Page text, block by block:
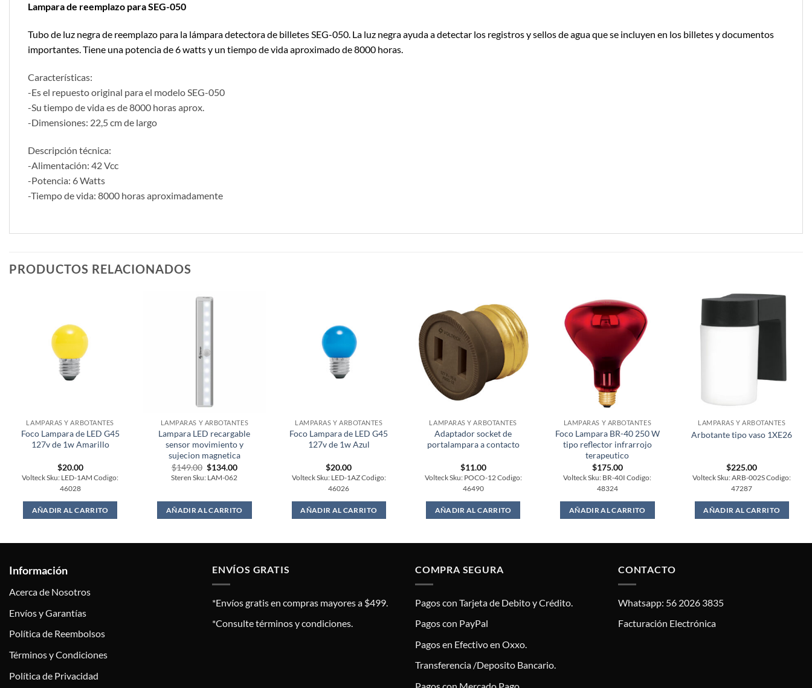
Lampara de reemplazo para SEG-050
Tubo de luz negra de reemplazo para la lámpara detectora de billetes SEG-050. La luz negra ayuda a detectar los registros y sellos de agua que se incluyen en los billetes y documentos
importantes. Tiene una potencia de 6 watts y un tiempo de vida aproximado de 8000 horas.
Características:
-Es el repuesto original para el modelo SEG-050
-Su tiempo de vida es de 8000 horas aprox.
-Dimensiones: 22,5 cm de largo
Descripción técnica:
-Alimentación: 42 Vcc
-Potencia: 6 Watts
-Tiempo de vida: 8000 horas aproximadamente
PRODUCTOS RELACIONADOS
LAMPARAS Y ARBOTANTES
Foco Lampara de LED G45
127v de 1w Amarillo
$20.00
Volteck Sku: LED-1AM Codigo:
46028
AÑADIR AL CARRITO
LAMPARAS Y ARBOTANTES
Lampara LED recargable
sensor movimiento y
sujecion magnetica
$149.00 Original
price
was:
$134.00Current
is:
Steren Sku: LAM-062
AÑADIR AL CARRITO
LAMPARAS Y ARBOTANTES
Foco Lampara de LED G45
127v de 1w Azul
$20.00
Volteck Sku: LED-1AZ Codigo:
46026
AÑADIR AL CARRITO
LAMPARAS Y ARBOTANTES
Adaptador socket de
portalampara a contacto
$11.00
Volteck Sku: POCO-12 Codigo:
46490
AÑADIR AL CARRITO
LAMPARAS Y ARBOTANTES
Foco Lampara BR-40 250 W
tipo reflector infrarrojo
terapeutico
$175.00
Volteck Sku: BR-40I Codigo:
48324
AÑADIR AL CARRITO
LAMPARAS Y ARBOTANTES
Arbotante tipo vaso 1XE26
$225.00
Volteck Sku: ARB-002S Codigo:
47287
AÑADIR AL CARRITO
Información
Acerca de Nosotros
Envíos y Garantías
Política de Reembolsos
Términos y Condiciones
Política de Privacidad
ENVÍOS GRATIS
*Envíos gratis en compras mayores a $499.
*Consulte términos y condiciones.
COMPRA SEGURA
Pagos con Tarjeta de Debito y Crédito.
Pagos con PayPal
Pagos en Efectivo en Oxxo.
Transferencia /Deposito Bancario.
CONTACTO
Whatsapp: 56 2026 3835
Facturación Electrónica